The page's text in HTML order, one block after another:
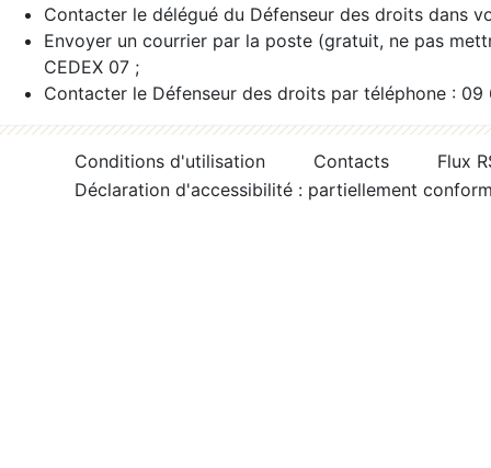
Contacter le délégué du Défenseur des droits dans
Envoyer un courrier par la poste (gratuit, ne pas
CEDEX 07 ;
Contacter le Défenseur des droits par téléphone :
Conditions d'utilisation Contacts
Flux
Déclaration d'accessibilité : partiellement